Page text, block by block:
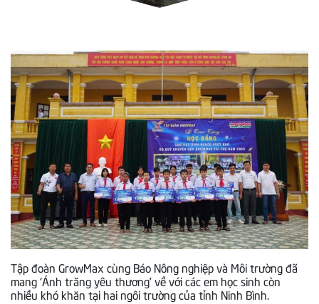
Tập đoàn GrowMax cùng Báo Nông nghiệp và Môi trường đã
mang ‘Ánh trăng yêu thương’ về với các em học sinh còn
nhiều khó khăn tại hai ngôi trường của tỉnh Ninh Bình.